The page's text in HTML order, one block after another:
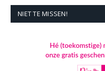
NIET TE MISSEN!